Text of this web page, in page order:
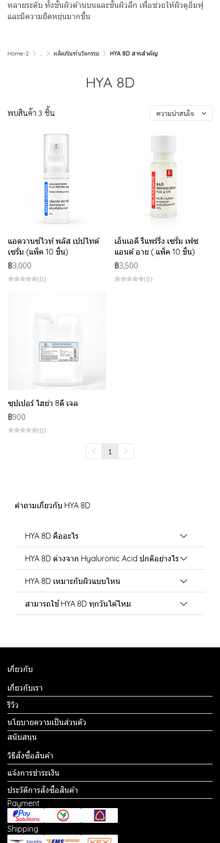
หลายระดับ ทั้งชั้นผิวด้านบนและชั้นผิวลึก เพื่อช่วยให้ผิวดูอิ่มฟู
และมีความยืดหยุ่นมากขึ้น
Home-2 ... ผลิตภัณฑ์นวัตกรรม HYA 8D สารสำคัญ
HYA 8D
พบสินค้า 3 ชิ้น ความน่าสนใจ
แอดวานซ์ไวท์ พลัส เปปไทด์
เซรั่ม (แพ็ค 10 ชิ้น)
฿3,000
(0)
เอ็นเอดี รีแพร์ริ่ง เซรั่ม เฟซ
แอนด์ อาย ( แพ็ค 10 ชิ้น)
฿3,500
(0)
ซุปเปอร์ ไฮย่า 8ดี เจล
฿900
(0)
1
คำถามเกี่ยวกับ HYA 8D
HYA 8D คืออะไร
HYA 8D ต่างจาก Hyaluronic Acid ปกติอย่างไร
HYA 8D เหมาะกับผิวแบบไหน
สามารถใช้ HYA 8D ทุกวันได้ไหม
เกี่ยวกับ
เกี่ยวกับเรา
รีวิว
นโยบายความเป็นส่วนตัว
สนับสนุน
วิธีสั่งซื้อสินค้า
แจ้งการชำระเงิน
ประวัติการสั่งซื้อสินค้า
Payment
Shipping